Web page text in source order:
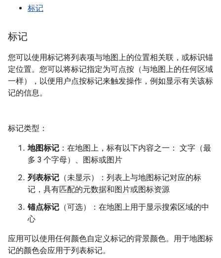
标记
标记
您可以使用标记将列表项与地图上的位置相关联，或标识锚
定位置。您可以将标记指定为可点按（与地图上的任何区域
一样），以便用户点按标记来触发操作，例如显示有关该标
记的信息。
标记类型：
地图标记 ：在地图上，标有以下内容之一： 文字（最
多 3 个字母）、图标或图片
列表标记 （未显示）：列表上与地图标记对应的标
记，具有匹配的元数据和图片或图标资源
锚点标记 （可选）：在地图上用于显示搜索区域的中
心
应用可以使用任何颜色自定义标记的背景颜色。用于地图标
记的颜色会应用于列表标记。